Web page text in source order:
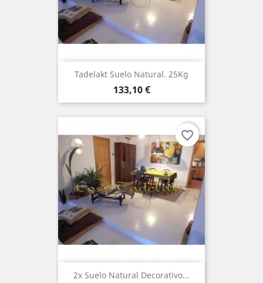
Tadelakt Suelo Natural. 25Kg
Precio
133,10 €
2x Suelo Natural Decorativo...
favorite_border